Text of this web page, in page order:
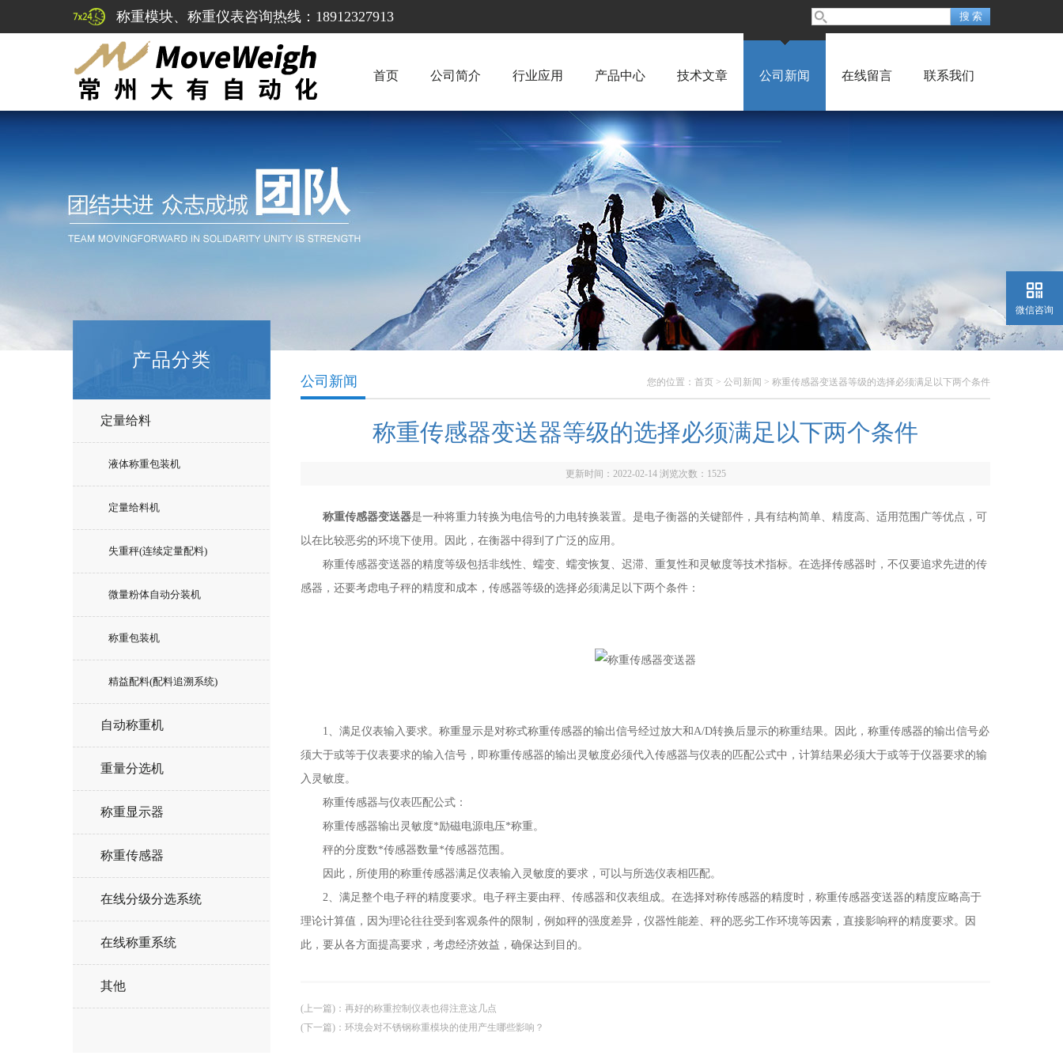
称重模块、称重仪表咨询热线：18912327913
首页 公司简介 行业应用 产品中心 技术文章 公司新闻 在线留言 联系我们
产品分类
定量给料
液体称重包装机
定量给料机
失重秤(连续定量配料)
微量粉体自动分装机
称重包装机
精益配料(配料追溯系统)
自动称重机
重量分选机
称重显示器
称重传感器
在线分级分选系统
在线称重系统
其他
您的位置： 首页 > 公司新闻 > 称重传感器变送器等级的选择必须满足以下两个条件
公司新闻
称重传感器变送器等级的选择必须满足以下两个条件
更新时间：2022-02-14 浏览次数： 1525
称重传感器变送器是一种将重力转换为电信号的力电转换装置。是电子衡器的关键部件，具有结构简单、精度高、适用范围广等优点，可
以在比较恶劣的环境下使用。因此，在衡器中得到了广泛的应用。
称重传感器变送器的精度等级包括非线性、蠕变、蠕变恢复、迟滞、重复性和灵敏度等技术指标。在选择传感器时，不仅要追求先进的传
感器，还要考虑电子秤的精度和成本，传感器等级的选择必须满足以下两个条件：
1、满足仪表输入要求。称重显示是对称式称重传感器的输出信号经过放大和A/D转换后显示的称重结果。因此，称重传感器的输出信号必
须大于或等于仪表要求的输入信号，即称重传感器的输出灵敏​​度必须代入传感器与仪表的匹配公式中，计算结果必须大于或等于仪器要求的输
入灵敏度。
称重传感器与仪表匹配公式：
称重传感器输出灵敏度*励磁电源电压*称重。
秤的分度数*传感器数量*传感器范围。
因此，所使用的称重传感器满足仪表输入灵敏度的要求，可以与所选仪表相匹配。
2、满足整个电子秤的精度要求。电子秤主要由秤、传感器和仪表组成。在选择对称传感器的精度时，称重传感器变送器的精度应略高于
理论计算值，因为理论往往受到客观条件的限制，例如秤的强度差异，仪器性能差、秤的恶劣工作环境等因素，直接影响秤的精度要求。因
此，要从各方面提高要求，考虑经济效益，确保达到目的。
(上一篇) ： 再好的称重控制仪表也得注意这几点
(下一篇) ： 环境会对不锈钢称重模块的使用产生哪些影响？
微信咨询